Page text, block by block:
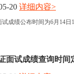
20
成绩公布时间为6月14日
详细内容>
面试成绩查询时间